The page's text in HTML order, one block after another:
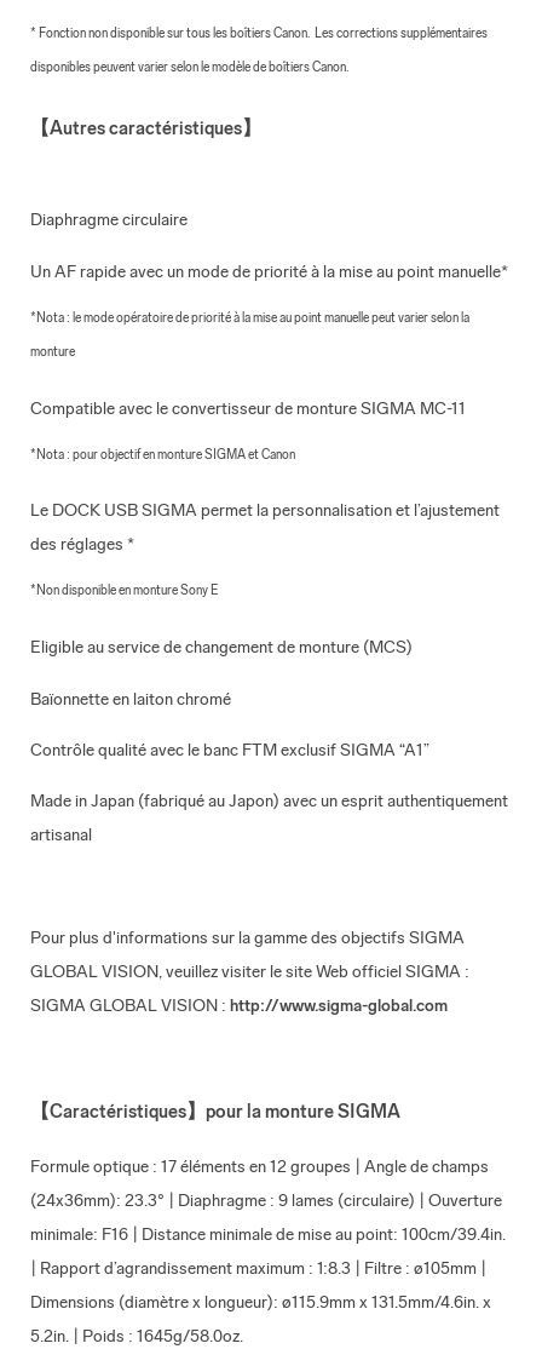
* Fonction non disponible sur tous les boîtiers Canon. Les corrections supplémentaires
disponibles peuvent varier selon le modèle de boîtiers Canon.
【Autres caractéristiques】
Diaphragme circulaire
Un AF rapide avec un mode de priorité à la mise au point manuelle*
*Nota : le mode opératoire de priorité à la mise au point manuelle peut varier selon la
monture
Compatible avec le convertisseur de monture SIGMA MC-11
*Nota : pourobjectif en monture SIGMA et Canon
Le DOCK USB SIGMA permet la personnalisation et l’ajustement
des réglages *
*Non disponible en monture Sony E
Eligible au service de changement de monture (MCS)
Baïonnette en laiton chromé
Contrôle qualité avec le banc FTM exclusif SIGMA “A1”
Made in Japan (fabriqué au Japon) avec un esprit authentiquement
artisanal
Pour plus d'informations sur la gamme des objectifs SIGMA
GLOBAL VISION, veuillez visiter le site Web officiel SIGMA :
SIGMA GLOBAL VISION : http://www.sigma-global.com
【Caractéristiques】 pour la monture SIGMA
Formule optique : 17 éléments en 12 groupes | Angle de champs
(24x36mm): 23.3° | Diaphragme : 9 lames (circulaire) | Ouverture
minimale: F16 | Distance minimale de mise au point: 100cm/39.4in.
| Rapport d’agrandissement maximum : 1:8.3 | Filtre : ø105mm |
Dimensions (diamètre x longueur): ø115.9mm x 131.5mm/4.6in. x
5.2in. | Poids : 1645g/58.0oz.